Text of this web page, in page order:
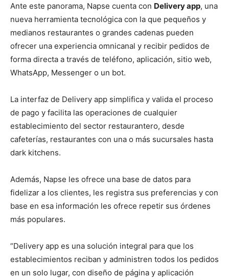
Ante este panorama, Napse cuenta con Delivery app, una
nueva herramienta tecnológica con la que pequeños y
medianos restaurantes o grandes cadenas pueden
ofrecer una experiencia omnicanal y recibir pedidos de
forma directa a través de teléfono, aplicación, sitio web,
WhatsApp, Messenger o un bot.
La interfaz de Delivery app simplifica y valida el proceso
de pago y facilita las operaciones de cualquier
establecimiento del sector restaurantero, desde
cafeterías, restaurantes con una o más sucursales hasta
dark kitchens.
Además, Napse les ofrece una base de datos para
fidelizar a los clientes, les registra sus preferencias y con
base en esa información les ofrece repetir sus órdenes
más populares.
“Delivery app es una solución integral para que los
establecimientos reciban y administren todos los pedidos
en un solo lugar, con diseño de página y aplicación